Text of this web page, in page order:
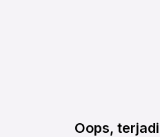
Oops,